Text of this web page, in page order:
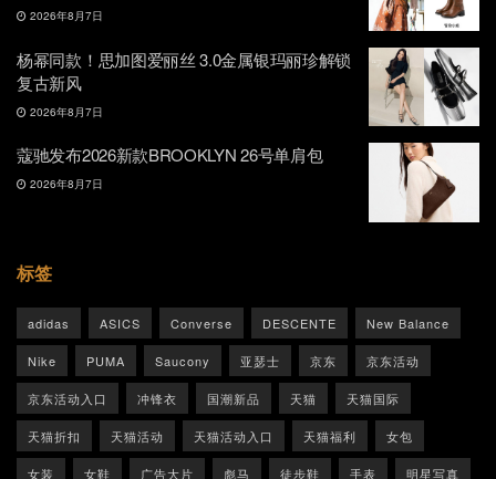
2026年8月7日
杨幂同款！思加图爱丽丝 3.0金属银玛丽珍解锁
复古新风
2026年8月7日
蔻驰发布2026新款BROOKLYN 26号单肩包
2026年8月7日
标签
adidas ASICS Converse DESCENTE New Balance
Nike PUMA Saucony 亚瑟士 京东 京东活动
京东活动入口 冲锋衣 国潮新品 天猫 天猫国际
天猫折扣 天猫活动 天猫活动入口 天猫福利 女包
女装 女鞋 广告大片 彪马 徒步鞋 手表 明星写真